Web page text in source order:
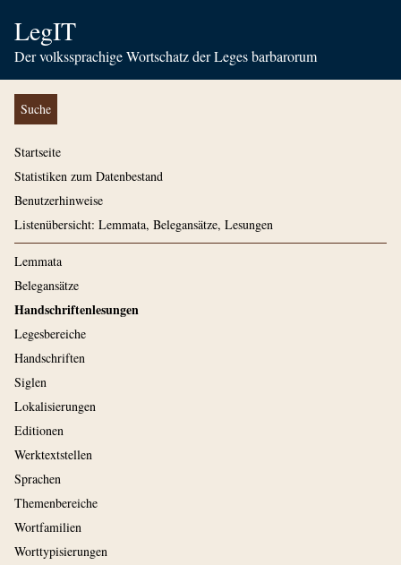
LegIT
Der volkssprachige Wortschatz der Leges barbarorum
Suche
Startseite
Statistiken zum Datenbestand
Benutzerhinweise
Listenübersicht: Lemmata, Belegansätze, Lesungen
Lemmata
Belegansätze
Handschriftenlesungen
Legesbereiche
Handschriften
Siglen
Lokalisierungen
Editionen
Werktextstellen
Sprachen
Themenbereiche
Wortfamilien
Worttypisierungen